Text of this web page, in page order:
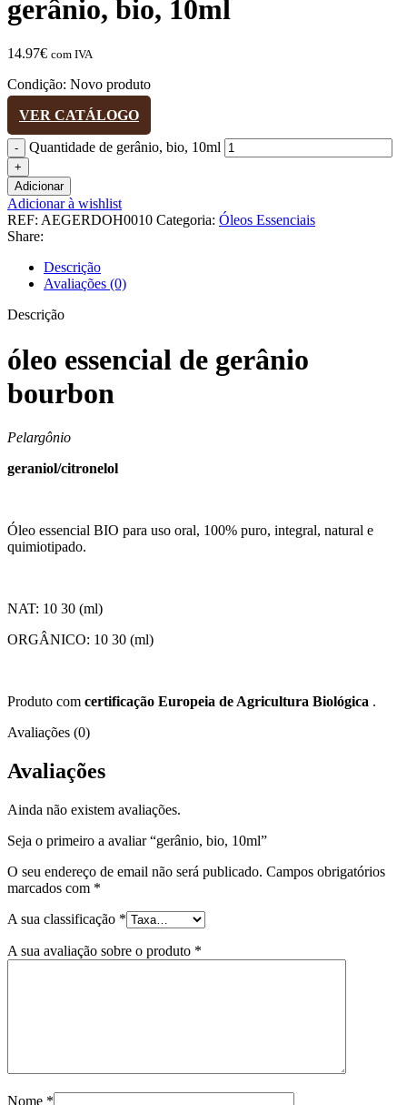
gerânio, bio, 10ml
14.97€ com IVA
Condição: Novo produto
VER CATÁLOGO
Quantidade de gerânio, bio, 10ml
Adicionar
Adicionar à wishlist
REF: AEGERDOH0010 Categoria: Óleos Essenciais
Share:
Descrição
Avaliações (0)
Descrição
óleo essencial de gerânio
bourbon
Pelargônio
geraniol/citronelol
Óleo essencial BIO para uso oral, 100% puro, integral, natural e
quimiotipado.
NAT: 10 30 (ml)
ORGÂNICO: 10 30 (ml)
Produto com certificação Europeia de Agricultura Biológica .
Avaliações (0)
Avaliações
Ainda não existem avaliações.
Seja o primeiro a avaliar “gerânio, bio, 10ml”
O seu endereço de email não será publicado. Campos obrigatórios
marcados com *
A sua classificação *
A sua avaliação sobre o produto *
Nome *